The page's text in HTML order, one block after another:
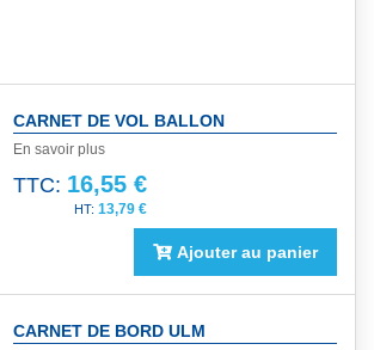
CARNET DE VOL BALLON
En savoir plus
TTC: 16,55 €
13,79 €
Ajouter au panier
CARNET DE BORD ULM